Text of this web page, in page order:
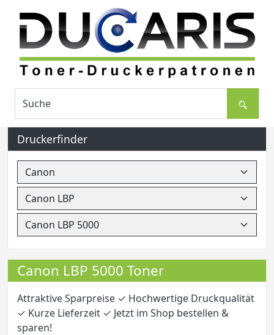
Druckerfinder
Canon LBP 5000 Toner
Attraktive Sparpreise ✓ Hochwertige Druckqualität
✓ Kurze Lieferzeit ✓ Jetzt im Shop bestellen &
sparen!